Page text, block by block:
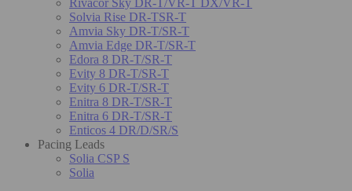
Solvia Rise DR-TSR-T
Amvia Sky DR-T/SR-T
Amvia Edge DR-T/SR-T
Edora 8 DR-T/SR-T
Evity 8 DR-T/SR-T
Evity 6 DR-T/SR-T
Enitra 8 DR-T/SR-T
Enitra 6 DR-T/SR-T
Enticos 4 DR/D/SR/S
Pacing Leads
Solia CSP S
Solia